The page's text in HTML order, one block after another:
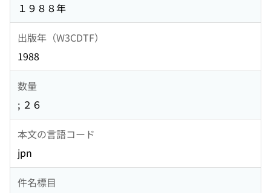
１９８８年
出版年（W3CDTF）
1988
数量
; ２６
本文の言語コード
jpn
件名標目